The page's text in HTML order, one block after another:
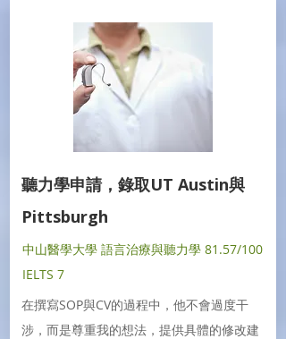
聽力學申請，錄取UT Austin與
Pittsburgh
中山醫學大學 語言治療與聽力學 81.57/100
IELTS 7
在撰寫SOP與CV的過程中，他不會過度干
涉，而是尊重我的想法，提供具體的修改建